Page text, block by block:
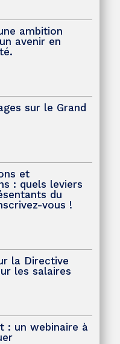
ambition
avenir en
sur le Grand
et
: quels leviers
du
vous !
la Directive
les salaires
: un webinaire à